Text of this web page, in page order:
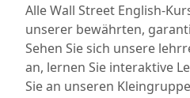
Alle Wall Street English-
unserer bewährten,
Sehen Sie sich unsere
an, lernen Sie interaktive
Sie an unseren